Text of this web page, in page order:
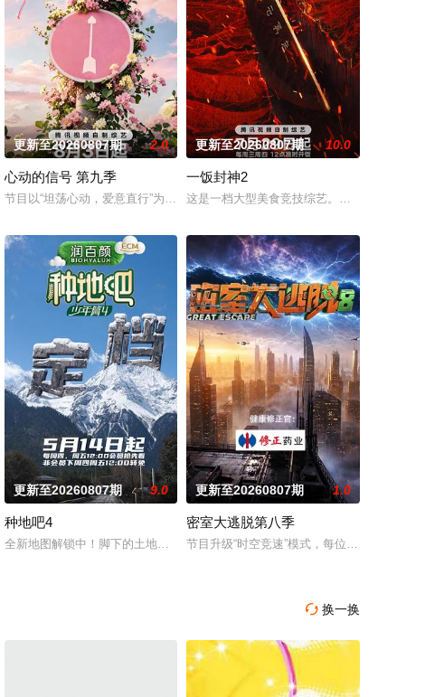
神玩家进入全封闭的未知
，《男生女生向前冲》已经连续播出三年，形成了自身的品
更新至20260807期 2.0
心动的信号 第九季
节目以“坦荡心动，爱意直行”为核心主题，聚焦真诚直白的新式恋爱，告别无效
更新至20260807期 10.0
一饭封神2
这是一档大型美食竞技综艺。备受观众期待
如何创造
契配合！接下来开推团还会在推理探险的路上继续向前！在推市
更新至20260807期 9.0
种地吧4
全新地图解锁中！脚下的土地变了，但十个勤天那份“想把地种好”的滚烫初心不
更新至20260807期 1.0
密室大逃脱第八季
节目升级“时空竞速”模式，每位成员携带有
 换一换